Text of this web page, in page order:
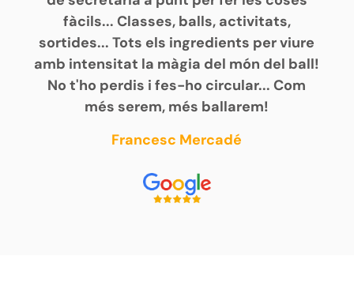
fàcils... Classes, balls, activitats,
sortides... Tots els ingredients per viure
amb intensitat la màgia del món del ball!
No t'ho perdis i fes-ho circular... Com
més serem, més ballarem!
Francesc Mercadé